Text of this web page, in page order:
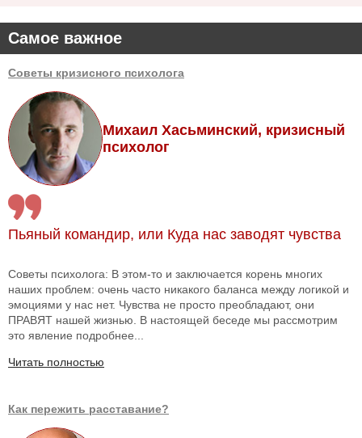
Самое важное
Советы кризисного психолога
Михаил Хасьминский, кризисный
психолог
Пьяный командир, или Куда нас заводят чувства
Советы психолога: В этом-то и заключается корень многих
наших проблем: очень часто никакого баланса между логикой и
эмоциями у нас нет. Чувства не просто преобладают, они
ПРАВЯТ нашей жизнью. В настоящей беседе мы рассмотрим
это явление подробнее...
Читать полностью
Как пережить расставание?